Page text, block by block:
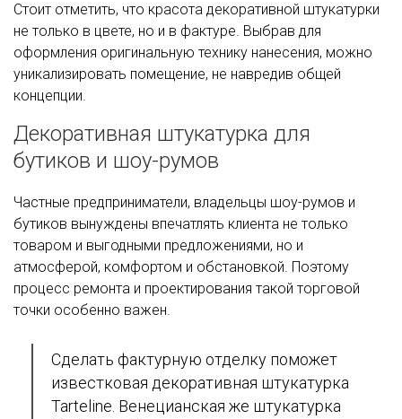
Стоит отметить, что красота декоративной штукатурки
не только в цвете, но и в фактуре. Выбрав для
оформления оригинальную технику нанесения, можно
уникализировать помещение, не навредив общей
концепции.
Декоративная штукатурка для
бутиков и шоу-румов
Частные предприниматели, владельцы шоу-румов и
бутиков вынуждены впечатлять клиента не только
товаром и выгодными предложениями, но и
атмосферой, комфортом и обстановкой. Поэтому
процесс ремонта и проектирования такой торговой
точки особенно важен.
Сделать фактурную отделку поможет
известковая декоративная штукатурка
Tarteline. Венецианская же штукатурка